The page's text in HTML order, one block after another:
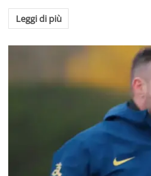
Leggi di più